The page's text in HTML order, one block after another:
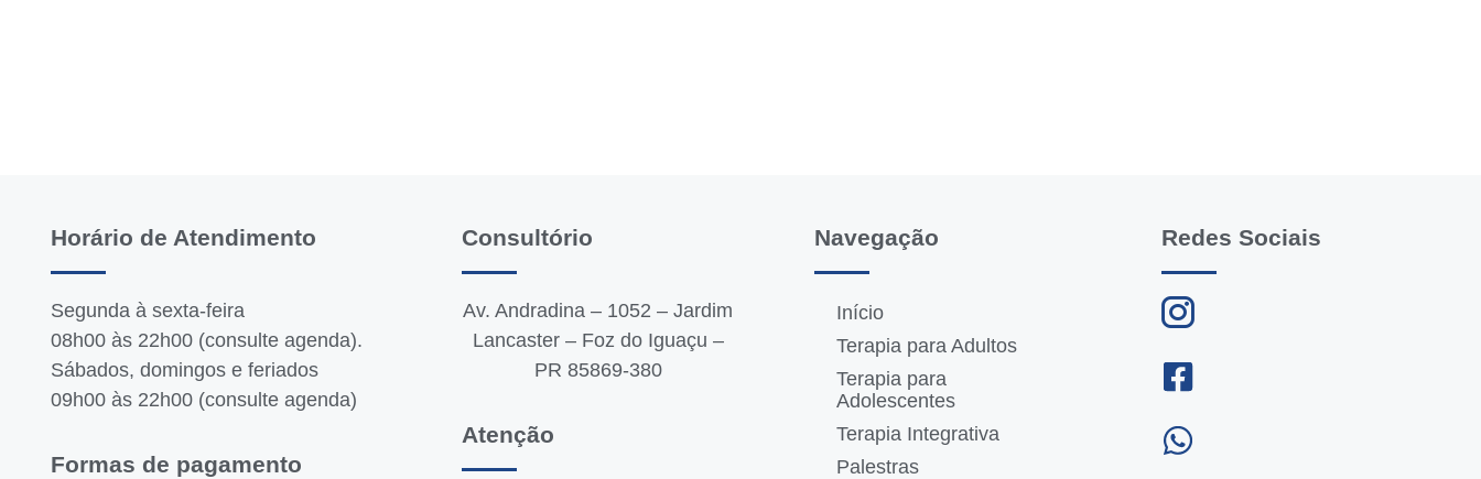
Horário de Atendimento
Segunda à sexta-feira
08h00 às 22h00 (consulte agenda).
Sábados, domingos e feriados
09h00 às 22h00 (consulte agenda)
Formas de pagamento
Consultório
Av. Andradina – 1052 – Jardim
Lancaster – Foz do Iguaçu –
PR 85869-380
Atenção
Navegação
Início
Terapia para Adultos
Terapia para
Adolescentes
Terapia Integrativa
Palestras
Redes Sociais